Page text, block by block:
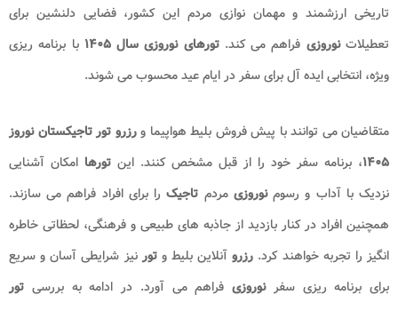
تاریخی ارزشمند و مهمان نوازی مردم این کشور، فضایی دلنشین برای
تعطیلاتنوروزی فراهم می کند.تورهای نوروزی سال ۱۴۰۵
با برنامه ریزی
ویژه، انتخابی ایده آل برای سفر در ایام عید محسوب می شوند.
متقاضیان می توانند با پیش فروش بلیط هواپیما ورزرو تور تاجیکستان نوروز
۱۴۰۵، برنامه سفر خود را از قبل مشخص کنند. این تورها امکان آشنایی
نزدیک با آداب و رسومنوروزیمردم تاجیک را برای افراد فراهم می سازند.
همچنین افراد در کنار بازدید از جاذبه های طبیعی و فرهنگی، لحظاتی خاطره
انگیز را تجربه خواهند کرد. رزرو آنلاین بلیط وتورنیز شرایطی آسان و سریع
برای برنامه ریزی سفرنوروزی فراهم می آورد. در ادامه به بررسی تور